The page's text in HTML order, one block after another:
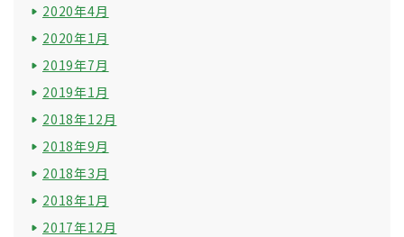
2020年4月
2020年1月
2019年7月
2019年1月
2018年12月
2018年9月
2018年3月
2018年1月
2017年12月